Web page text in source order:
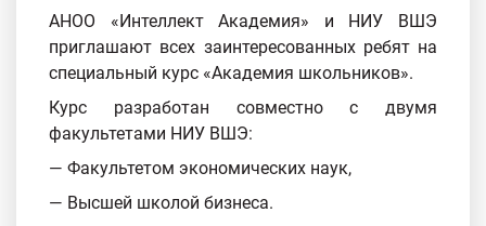
АНОО «Интеллект Академия» и НИУ ВШЭ
приглашают всех заинтересованных ребят на
специальный курс «Академия школьников».
Курс разработан совместно с двумя
факультетами НИУ ВШЭ:
— Факультетом экономических наук,
— Высшей школой бизнеса.